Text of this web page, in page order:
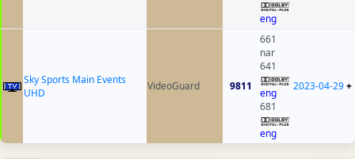
eng
Sky Sports Main Events
UHD
VideoGuard 9811
661
nar
641
eng
681
eng
2023-04-29+